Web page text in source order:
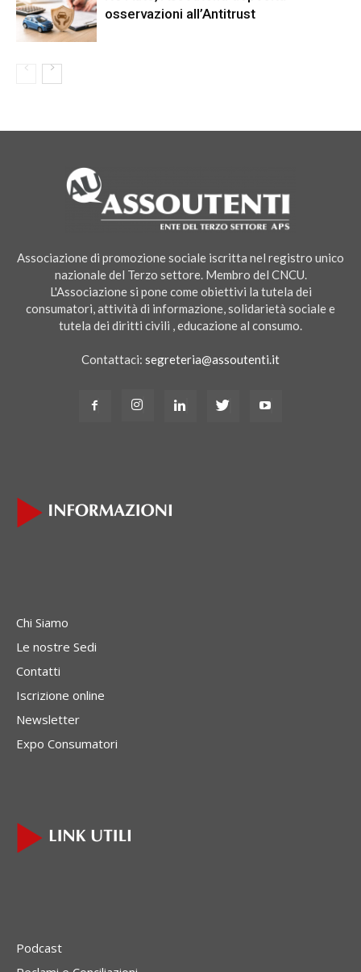
osservazioni all’Antitrust
Associazione di promozione sociale iscritta nel registro unico
nazionale del Terzo settore. Membro del CNCU.
L'Associazione si pone come obiettivi la tutela dei
consumatori, attività di informazione, solidarietà sociale e
tutela dei diritti civili , educazione al consumo.
Contattaci: segreteria@assoutenti.it
Chi Siamo
Le nostre Sedi
Contatti
Iscrizione online
Newsletter
Expo Consumatori
Podcast